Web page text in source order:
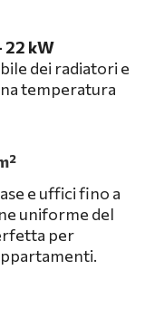
22 kW
dei radiatori e
temperatura
e uffici fino a
uniforme del
per